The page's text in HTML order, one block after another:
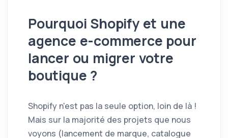
Pourquoi Shopify et une
agence e-commerce pour
lancer ou migrer votre
boutique ?
Shopify n'est pas la seule option, loin de là !
Mais sur la majorité des projets que nous
voyons (lancement de marque, catalogue